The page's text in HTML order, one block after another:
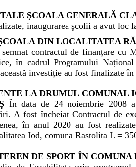
ŞCOALA GENERALĂ
inaugurarea şcolii a avut loc
DIN LOCALITATEA
contractul de finanțare cu
în cadrul Programului
investiție au fost finalizate în
LA DRUMUL COMUNAL
În data de 24 noiembrie 2008
A fost încheiat Contractul de
în anul 2020 au fost
Iod, comuna Rastolita L =
DE SPORT ÎN